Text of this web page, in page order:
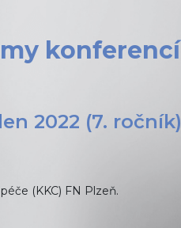
konferencí
2022 (7. ročník)
(KKC) FN Plzeň.